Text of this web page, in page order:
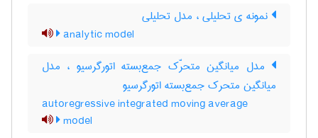
نمونه ی تحلیلی ، مدل تحلیلی
analytic model
مدل میانگین متحرّک جمع‌بسته اتورگرسیو ، مدل
میانگین متحرک جمع‌بسته اتورگرسیو
autoregressive integrated moving average
model